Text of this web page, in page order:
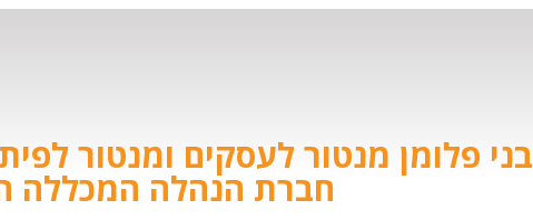
בני פלומן מנטור לעסקים ומנטור
חברת הנהלה המכללה